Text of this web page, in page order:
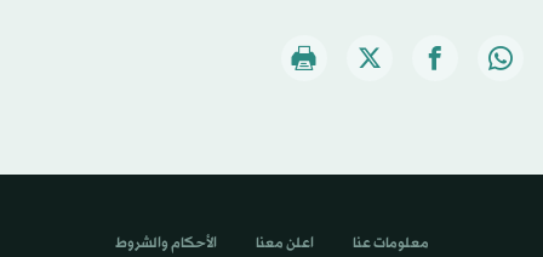
معلومات عنا اعلن معنا الأحكام والشروط